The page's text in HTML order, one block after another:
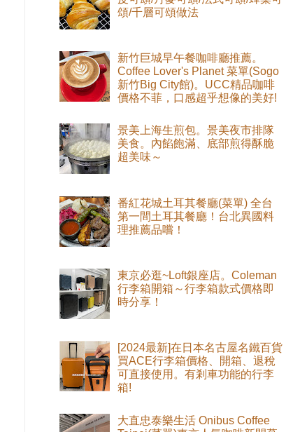
頌/千層可頌做法
新竹巨城早午餐咖啡廳推薦。
Coffee Lover's Planet 菜單(Sogo
新竹Big City館)。UCC精品咖啡
價格不菲，口感超乎想像的美好!
景美上海生煎包。景美夜市排隊
美食。內餡飽滿、底部煎得酥脆
超美味～
番紅花城土耳其餐廳(菜單) 全台
第一間土耳其餐廳！台北異國料
理推薦品嚐！
東京必逛~Loft銀座店。Coleman
行李箱開箱～行李箱款式價格即
時分享！
[2024最新]在日本名古屋名鐵百貨
買ACE行李箱價格、開箱、退稅
可直接使用。有剎車功能的行李
箱!
大直忠泰樂生活 Onibus Coffee